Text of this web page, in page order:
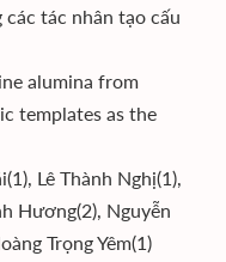
tác nhân tạo cấu
alumina from
templates as the
Lê Thành Nghị(1),
Hương(2), Nguyễn
Trọng Yêm(1)